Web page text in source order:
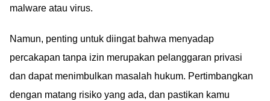
malware atau virus.
Namun, penting untuk diingat bahwa menyadap
percakapan tanpa izin merupakan pelanggaran privasi
dan dapat menimbulkan masalah hukum. Pertimbangkan
dengan matang risiko yang ada, dan pastikan kamu